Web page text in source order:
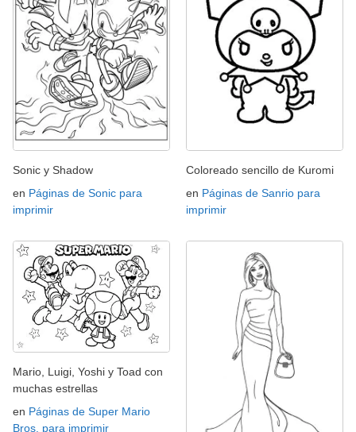
Sonic y Shadow
en Páginas de Sonic para
imprimir
Coloreado sencillo de Kuromi
en Páginas de Sanrio para
imprimir
Mario, Luigi, Yoshi y Toad con
muchas estrellas
en Páginas de Super Mario
Bros. para imprimir